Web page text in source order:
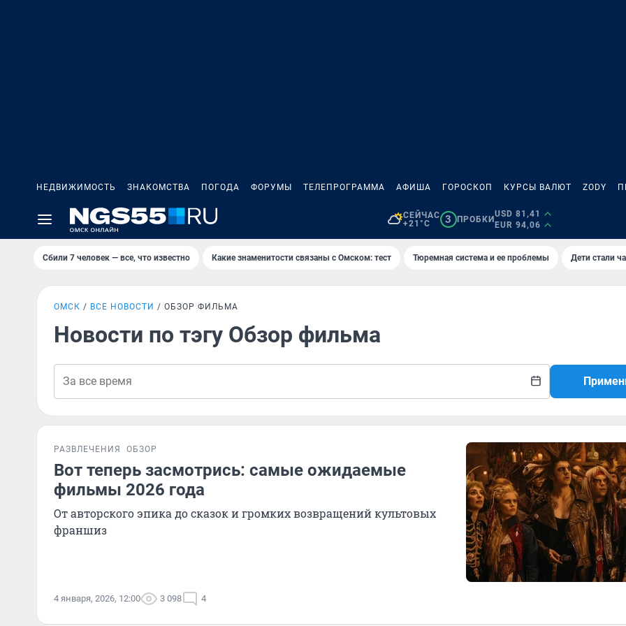
НЕДВИЖИМОСТЬ ЗНАКОМСТВА ПОГОДА ФОРУМЫ ТЕЛЕПРОГРАММА АФИША ГОРОСКОП КУРСЫ ВАЛЮТ ZODY
СЕЙЧАС
+21°C
3 ПРОБКИ
USD 81,41
EUR 94,06
Сбили 7 человек — все, что известно Какие знаменитости связаны с Омском: тест Тюремная система и ее проблемы Дети стали
ОМСК ВСЕ НОВОСТИ ОБЗОР ФИЛЬМА
Новости по тэгу Обзор фильма
РАЗВЛЕЧЕНИЯ ОБЗОР
Вот теперь засмотрись: самые ожидаемые
фильмы 2026 года
От авторского эпика до сказок и громких возвращений культовых
франшиз
4 января, 2026, 12:00 3 098 4